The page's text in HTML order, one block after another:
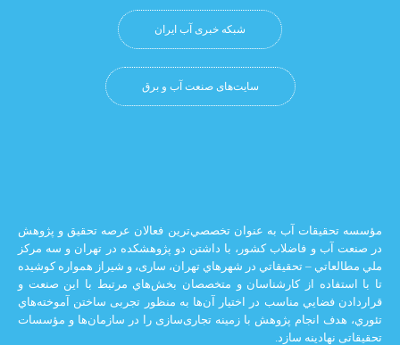
شبکه خبری آب ایران
سایت‌های صنعت آب و برق
آب به عنوان تخصصي‌ترين فعالان عرصه تحقيق و پژوهش
و فاضلاب كشور، با داشتن دو پژوهشكده در تهران و سه مركز
– تحقيقاتي در شهرهاي تهران،‌ ساری، و شيراز‌ همواره كوشيده
از كارشناسان و متخصصان بخش‌هاي مرتبط با اين صنعت و
مناسب در اختيار آن‌ها به منظور تجربی ساختن آموخته‌هاي
انجام پژوهش با زمينه تجاری‌سازی را در سازمان‌ها و مؤسسات
سازد.